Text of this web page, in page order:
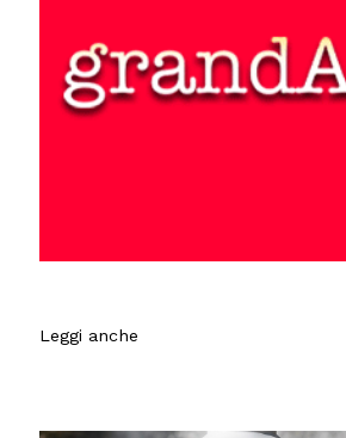
Leggi anche